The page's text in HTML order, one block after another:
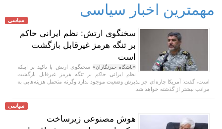
مهمترین اخبار سیاسی
سیاسی
سخنگوی ارتش: نظم ایرانی حاکم
بر تنگه هرمز غیرقابل بازگشت
است
«باشگاه خبرنگاران» سخنگوی ارتش با تاکید بر اینکه
نظم ایرانی حاکم بر تنگه هرمز غیرقابل بازگشت
است، گفت: آمریکا چاره‌ای جز پذیرش وضعیت موجود ندارد وگرنه متحمل هزینه‌هایی به
مراتب بیشتر از گذشته خواهد شد.
سیاسی
هوش مصنوعی زیرساخت